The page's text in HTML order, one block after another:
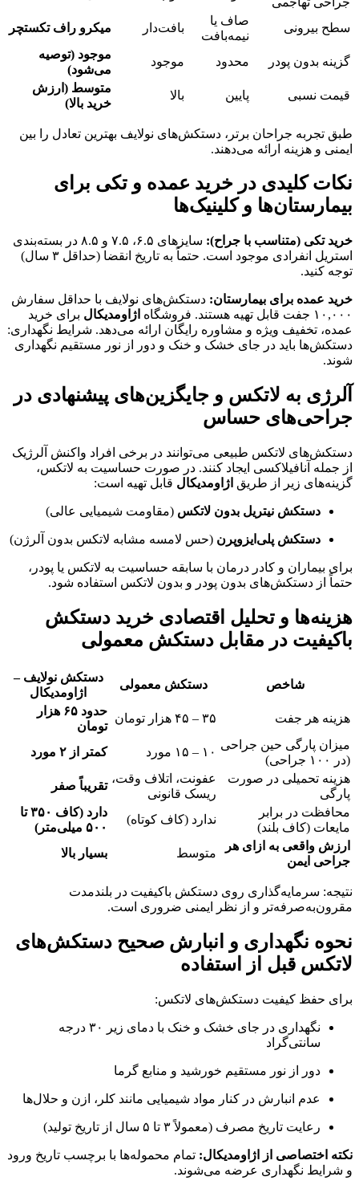
سطح بیرونی
صاف یا
نیمه‌بافت
بافت‌دار میکرو راف تکستچر
گزینه بدون پودر محدود موجود
موجود (توصیه
می‌شود)
قیمت نسبی
پایین بالا
متوسط (ارزش
خرید بالا)
طبق تجربه جراحان برتر، دستکش‌های نولایف بهترین تعادل را بین
ایمنی و هزینه ارائه می‌دهند.
نکات کلیدی در خرید عمده و تکی برای
بیمارستان‌ها و کلینیک‌ها
خرید تکی (متناسب با جراح):
سایزهای ۶.۵، ۷.۵ و ۸.۵ در بسته‌بندی
استریل انفرادی موجود است
. حتماً به تاریخ انقضا (حداقل ۳ سال)
توجه کنید.
خرید عمده برای بیمارستان: دستکش‌های نولایف با حداقل سفارش
۱۰,۰۰۰ جفت قابل تهیه هستند
. فروشگاه اژاومدیکال برای خرید
عمده، تخفیف ویژه و مشاوره رایگان ارائه می‌دهد. شرایط نگهداری:
دستکش‌ها باید در جای خشک و خنک و دور از نور مستقیم نگهداری
شوند.
آلرژی به لاتکس و جایگزین‌های پیشنهادی در
جراحی‌های حساس
دستکش‌های لاتکس طبیعی می‌توانند در برخی افراد واکنش آلرژیک
از جمله آنافیلاکسی ایجاد کنند. در صورت حساسیت به لاتکس،
گزینه‌های زیر از طریق اژاومدیکال قابل تهیه است:
دستکش نیتریل بدون لاتکس (مقاومت شیمیایی عالی)
دستکش پلی‌ایزوپرن (حس لامسه مشابه لاتکس بدون آلرژن)
برای بیماران و کادر درمان با سابقه حساسیت به لاتکس یا پودر،
حتماً از دستکش‌های بدون پودر و بدون لاتکس استفاده شود.
هزینه‌ها و تحلیل اقتصادی خرید دستکش
باکیفیت در مقابل دستکش معمولی
شاخص دستکش معمولی
دستکش نولایف –
اژاومدیکال
هزینه هر جفت
۳۵ – ۴۵ هزار تومان
حدود ۶۵ هزار
تومان
میزان پارگی حین جراحی
(در ۱۰۰ جراحی)
۱۰ – ۱۵ مورد
کمتر از ۲ مورد
هزینه تحمیلی در صورت
پارگی
عفونت، اتلاف وقت،
ریسک قانونی
تقریباً صفر
محافظت در برابر
مایعات (کاف بلند)
ندارد (کاف کوتاه)
دارد (کاف ۳۵۰ تا
۵۰۰ میلی‌متر)
ارزش واقعی به ازای هر
جراحی ایمن
متوسط بسیار بالا
نتیجه: سرمایه‌گذاری روی دستکش باکیفیت در بلندمدت
مقرون‌به‌صرفه‌تر و از نظر ایمنی ضروری است.
نحوه نگهداری و انبارش صحیح دستکش‌های
لاتکس قبل از استفاده
برای حفظ کیفیت دستکش‌های لاتکس:
نگهداری در جای خشک و خنک با دمای زیر ۳۰ درجه
سانتی‌گراد
دور از نور مستقیم خورشید و منابع گرما
عدم انبارش در کنار مواد شیمیایی مانند کلر، ازن و حلال‌ها
رعایت تاریخ مصرف (معمولاً ۳ تا ۵ سال از تاریخ تولید)
نکته اختصاصی از اژاومدیکال: تمام محموله‌ها با برچسب تاریخ ورود
و شرایط نگهداری عرضه می‌شوند.